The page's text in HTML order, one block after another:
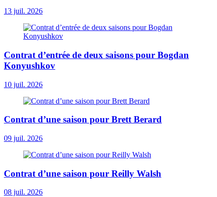
13 juil. 2026
Contrat d’entrée de deux saisons pour Bogdan
Konyushkov
10 juil. 2026
Contrat d’une saison pour Brett Berard
09 juil. 2026
Contrat d’une saison pour Reilly Walsh
08 juil. 2026